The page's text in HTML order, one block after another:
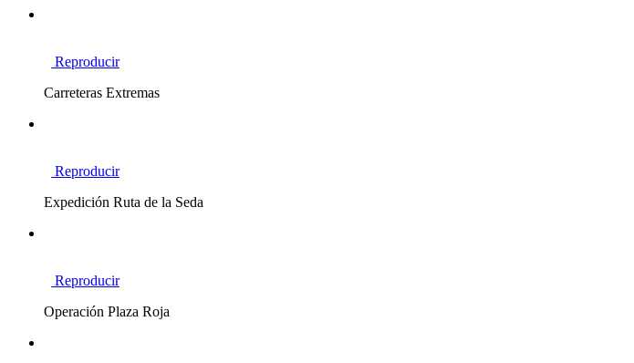
Reproducir
Carreteras Extremas
Reproducir
Expedición Ruta de la Seda
Reproducir
Operación Plaza Roja